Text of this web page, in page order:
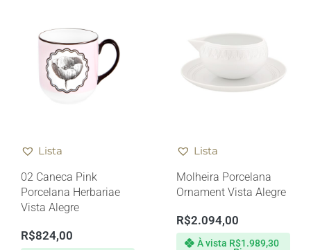
Lista
02 Caneca Pink
Porcelana Herbariae
Vista Alegre
R$824,00
Lista
Molheira Porcelana
Ornament Vista Alegre
R$2.094,00
À vista R$1.989,30